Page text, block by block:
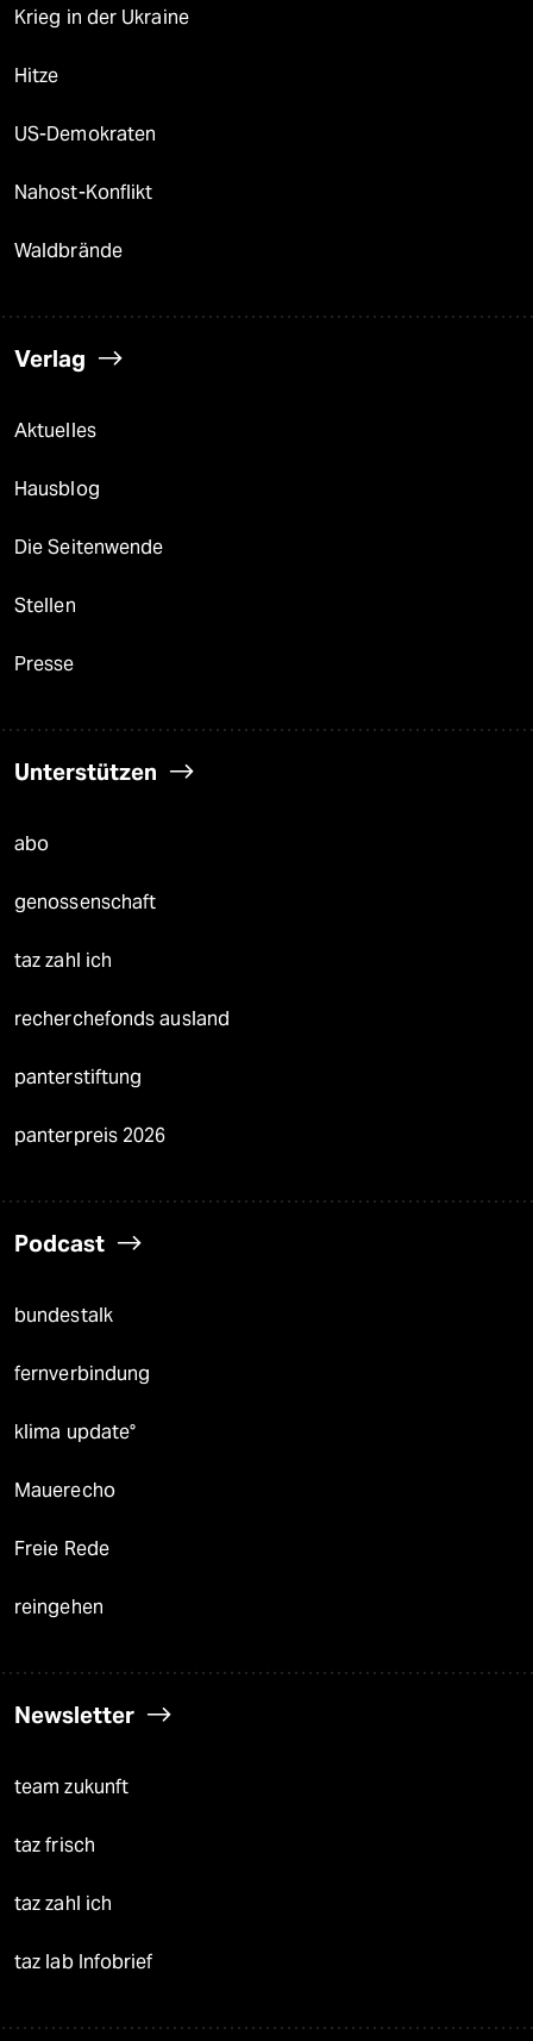
Krieg in der Ukraine
Hitze
US-Demokraten
Nahost-Konflikt
Waldbrände
Verlag
Aktuelles
Hausblog
Die Seitenwende
Stellen
Presse
Unterstützen
abo
genossenschaft
taz zahl ich
recherchefonds ausland
panterstiftung
panterpreis 2026
Podcast
bundestalk
fernverbindung
klima update°
Mauerecho
Freie Rede
reingehen
Newsletter
team zukunft
taz frisch
taz zahl ich
taz lab Infobrief